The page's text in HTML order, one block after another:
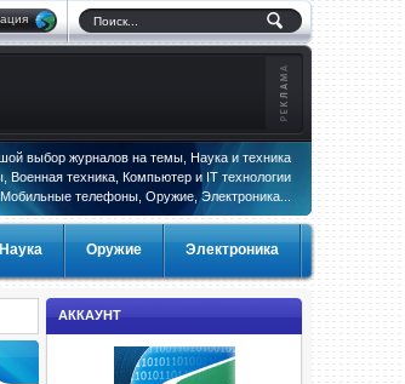
выбор журналов на темы, Наука и техника
Военная техника, Компьютер и IT технологии
телефоны, Оружие, Электроника...
Наука Оружие Электроника
АККАУНТ